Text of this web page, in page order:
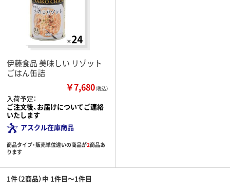
伊藤食品 美味しい リゾット
ごはん缶詰
￥7,680（税込）
入荷予定：
ご注文後、お届けについてご連絡
いたします
アスクル在庫商品
商品タイプ・販売単位違いの商品が2商品あ
ります
1件（2商品）中 1件目～1件目